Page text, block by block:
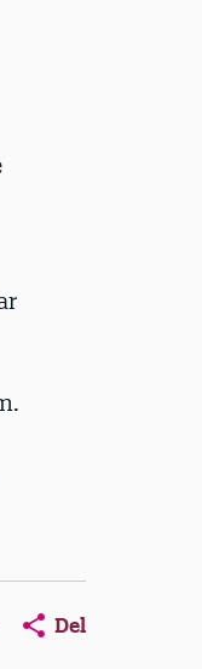
window
new window
Opens in a new
Del